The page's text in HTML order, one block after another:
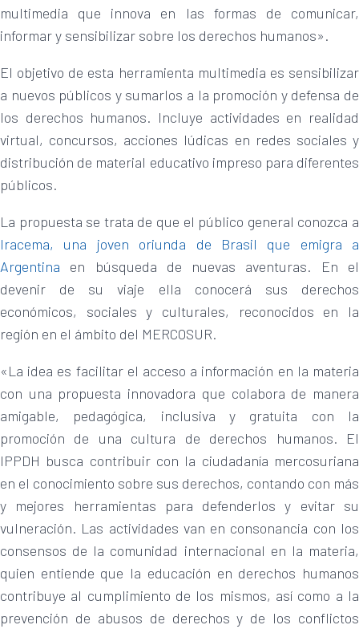
multimedia que innova en las formas de comunicar,
informar y sensibilizar sobre los derechos humanos».
El objetivo de esta herramienta multimedia es sensibilizar
a nuevos públicos y sumarlos a la promoción y defensa de
los derechos humanos. Incluye actividades en realidad
virtual, concursos, acciones lúdicas en redes sociales y
distribución de material educativo impreso para diferentes
públicos.
La propuesta se trata de que el público general conozca a
Iracema, una joven oriunda de Brasil que emigra a
Argentina en búsqueda de nuevas aventuras. En el
devenir de su viaje ella conocerá sus derechos
económicos, sociales y culturales, reconocidos en la
región en el ámbito del MERCOSUR.
«La idea es facilitar el acceso a información en la materia
con una propuesta innovadora que colabora de manera
amigable, pedagógica, inclusiva y gratuita con la
promoción de una cultura de derechos humanos. El
IPPDH busca contribuir con la ciudadanía mercosuriana
en el conocimiento sobre sus derechos, contando con más
y mejores herramientas para defenderlos y evitar su
vulneración. Las actividades van en consonancia con los
consensos de la comunidad internacional en la materia,
quien entiende que la educación en derechos humanos
contribuye al cumplimiento de los mismos, así como a la
prevención de abusos de derechos y de los conflictos